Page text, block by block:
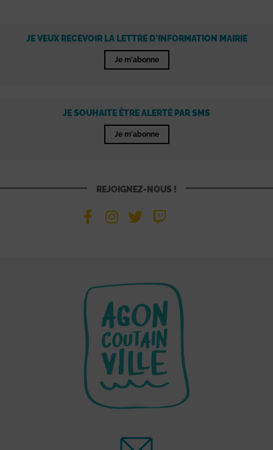
JE VEUX RECEVOIR LA LETTRE D'INFORMATION MAIRIE
Je m'abonne
JE SOUHAITE ÊTRE ALERTÉ PAR SMS
Je m'abonne
REJOIGNEZ-NOUS !